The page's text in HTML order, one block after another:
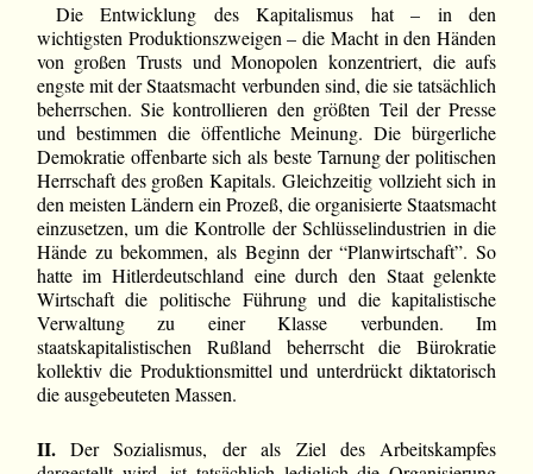
Die Entwicklung des Kapitalismus hat – in den
wichtigsten Produktionszweigen – die Macht in den Händen
von großen Trusts und Monopolen konzentriert, die aufs
engste mit der Staatsmacht verbunden sind, die sie tatsächlich
beherrschen. Sie kontrollieren den größten Teil der Presse
und bestimmen die öffentliche Meinung. Die bürgerliche
Demokratie offenbarte sich als beste Tarnung der politischen
Herrschaft des großen Kapitals. Gleichzeitig vollzieht sich in
den meisten Ländern ein Prozeß, die organisierte Staatsmacht
einzusetzen, um die Kontrolle der Schlüsselindustrien in die
Hände zu bekommen, als Beginn der “Planwirtschaft”. So
hatte im Hitlerdeutschland eine durch den Staat gelenkte
Wirtschaft die politische Führung und die kapitalistische
Verwaltung zu einer Klasse verbunden. Im
staatskapitalistischen Rußland beherrscht die Bürokratie
kollektiv die Produktionsmittel und unterdrückt diktatorisch
die ausgebeuteten Massen.
II.Der Sozialismus, der als Ziel des Arbeitskampfes